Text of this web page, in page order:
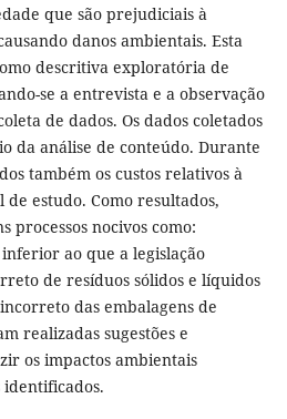
que são prejudiciais à
danos ambientais. Esta
descritiva exploratória de
se a entrevista e a observação
de dados. Os dados coletados
da análise de conteúdo. Durante
também os custos relativos à
estudo. Como resultados,
processos nocivos como:
ao que a legislação
de resíduos sólidos e líquidos
das embalagens de
realizadas sugestões e
os impactos ambientais
identificados.